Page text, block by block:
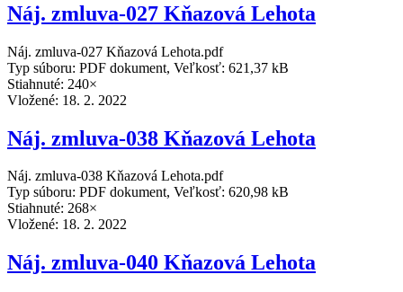
Náj. zmluva-027 Kňazová Lehota
Náj. zmluva-027 Kňazová Lehota.pdf
Typ súboru: PDF dokument, Veľkosť: 621,37 kB
Stiahnuté: 240×
Vložené: 18. 2. 2022
Náj. zmluva-038 Kňazová Lehota
Náj. zmluva-038 Kňazová Lehota.pdf
Typ súboru: PDF dokument, Veľkosť: 620,98 kB
Stiahnuté: 268×
Vložené: 18. 2. 2022
Náj. zmluva-040 Kňazová Lehota